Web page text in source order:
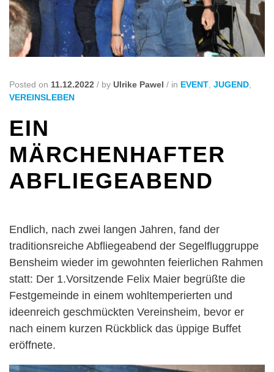
Posted on 11.12.2022 / by Ulrike Pawel / in EVENT JUGEND
VEREINSLEBEN
EIN
MÄRCHENHAFTER
ABFLIEGEABEND
Endlich, nach zwei langen Jahren, fand der
traditionsreiche Abfliegeabend der Segelfluggruppe
Bensheim wieder im gewohnten feierlichen Rahmen
statt: Der 1.Vorsitzende Felix Maier begrüßte die
Festgemeinde in einem wohltemperierten und
ideenreich geschmückten Vereinsheim, bevor er
nach einem kurzen Rückblick das üppige Buffet
eröffnete.